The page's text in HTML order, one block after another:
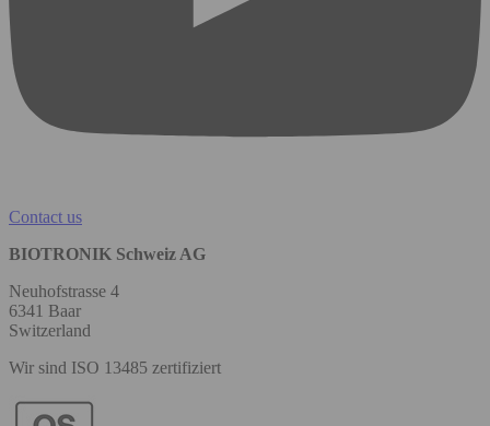
Contact us
BIOTRONIK Schweiz AG
Neuhofstrasse 4
6341 Baar
Switzerland
Wir sind ISO 13485 zertifiziert